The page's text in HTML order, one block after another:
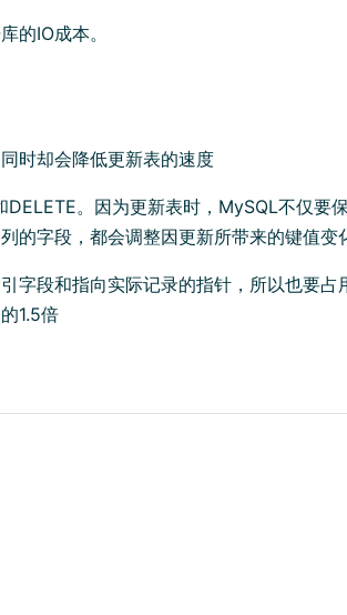
的IO成本。
时却会降低更新表的速度
DELETE。因为更新表时，MySQL不仅要
的字段，都会调整因更新所带来的键值变
字段和指向实际记录的指针，所以也要占
1.5倍